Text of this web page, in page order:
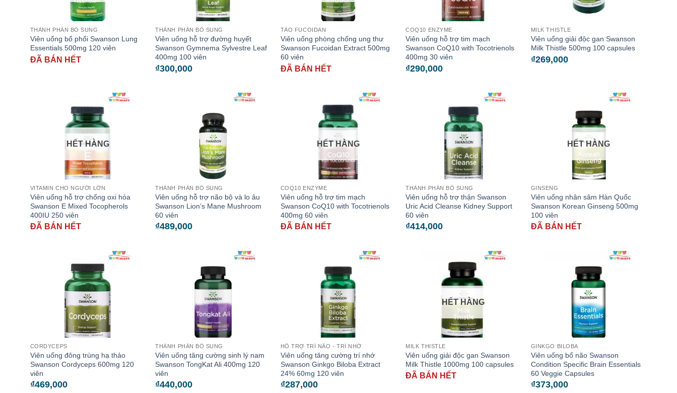
THÀNH PHẦN BỔ SUNG
Viên uống bổ phổi Swanson Lung
Essentials 500mg 120 viên
ĐÃ BÁN HẾT
THÀNH PHẦN BỔ SUNG
Viên uống hỗ trợ đường huyết
Swanson Gymnema Sylvestre Leaf
400mg 100 viên
₫300,000
TẢO FUCOIDAN
Viên uống phòng chống ung thư
Swanson Fucoidan Extract 500mg
60 viên
ĐÃ BÁN HẾT
COQ10 ENZYME
Viên uống hỗ trợ tim mạch
Swanson CoQ10 with Tocotrienols
400mg 30 viên
₫290,000
MILK THISTLE
Viên uống giải độc gan Swanson
Milk Thistle 500mg 100 capsules
₫269,000
HẾT HÀNG
VITAMIN CHO NGƯỜI LỚN
Viên uống hỗ trợ chống oxi hóa
Swanson E Mixed Tocopherols
400IU 250 viên
ĐÃ BÁN HẾT
THÀNH PHẦN BỔ SUNG
Viên uống hỗ trợ não bộ và lo âu
Swanson Lion’s Mane Mushroom
60 viên
₫489,000
HẾT HÀNG
COQ10 ENZYME
Viên uống hỗ trợ tim mạch
Swanson CoQ10 with Tocotrienols
400mg 60 viên
ĐÃ BÁN HẾT
THÀNH PHẦN BỔ SUNG
Viên uống hỗ trợ thận Swanson
Uric Acid Cleanse Kidney Support
60 viên
₫414,000
HẾT HÀNG
GINSENG
Viên uống nhân sâm Hàn Quốc
Swanson Korean Ginseng 500mg
100 viên
ĐÃ BÁN HẾT
CORDYCEPS
Viên uống đông trùng hạ thảo
Swanson Cordyceps 600mg 120
viên
₫469,000
THÀNH PHẦN BỔ SUNG
Viên uống tăng cường sinh lý nam
Swanson TongKat Ali 400mg 120
viên
₫440,000
HỖ TRỢ TRÍ NÃO - TRÍ NHỚ
Viên uống tăng cường trí nhớ
Swanson Ginkgo Biloba Extract
24% 60mg 120 viên
₫287,000
HẾT HÀNG
MILK THISTLE
Viên uống giải độc gan Swanson
Milk Thistle 1000mg 100 capsules
ĐÃ BÁN HẾT
GINKGO BILOBA
Viên uống bổ não Swanson
Condition Specific Brain Essentials
60 Veggie Capsules
₫373,000